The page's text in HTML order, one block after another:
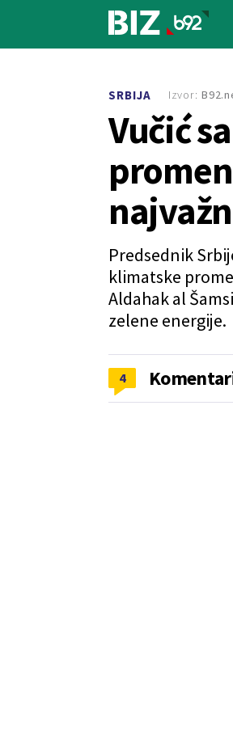
SRBIJA
Vučić
Predsednik
klimatske
Aldahak al
zelene energije.
Izvor:
4